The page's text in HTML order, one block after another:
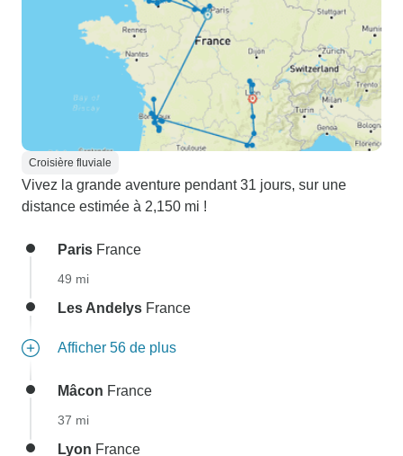
Croisière fluviale
Vivez la grande aventure pendant 31 jours, sur une
distance estimée à 2,150 mi !
Paris France
49 mi
Les Andelys France
Afficher 56 de plus
Mâcon France
37 mi
Lyon France